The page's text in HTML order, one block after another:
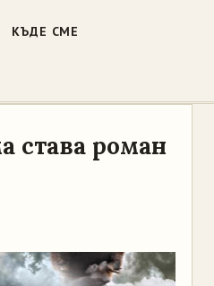
КЪДЕ СМЕ
става роман